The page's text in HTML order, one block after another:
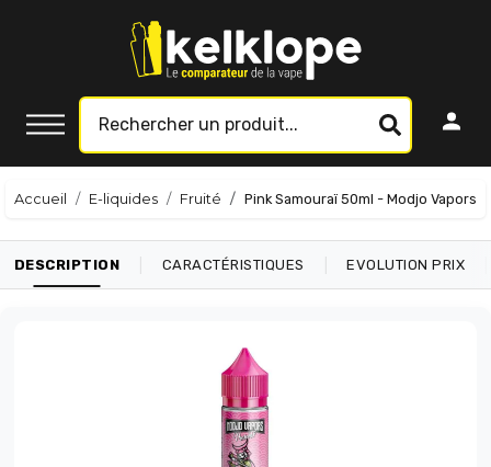
Accueil E-liquides Fruité Pink Samouraï 50ml - Modjo Vapors
DESCRIPTION CARACTÉRISTIQUES EVOLUTION PRIX